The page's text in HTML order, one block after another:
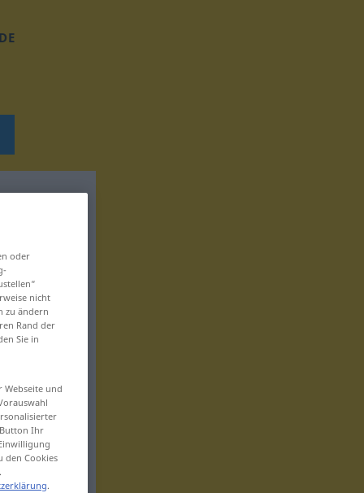
DE
oder
nicht
zu ändern
Rand der
Sie in
und
Ihr
den Cookies
.